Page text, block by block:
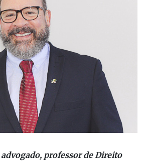
professor de Direito